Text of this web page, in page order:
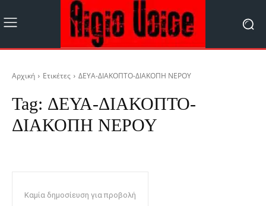
Αρχική Ετικέτες ΔΕΥΑ-ΔΙΑΚΟΠΤΟ-ΔΙΑΚΟΠΗ ΝΕΡΟΥ
Tag: ΔΕΥΑ-ΔΙΑΚΟΠΤΟ-
ΔΙΑΚΟΠΗ ΝΕΡΟΥ
Καμία δημοσίευση για προβολή